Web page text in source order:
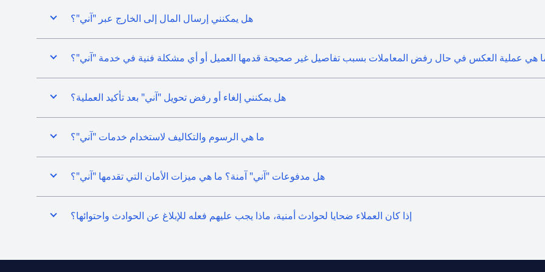
هل يمكنني إرسال المال إلى الخارج عبر "آني"؟
هي عملية العكس في حال رفض المعاملات بسبب تفاصيل غير صحيحة قدمها العميل أو أي مشكلة فنية في خدمة "آني"؟
هل يمكنني إلغاء أو رفض تحويل "آني" بعد تأكيد العملية؟
ما هي الرسوم والتكاليف لاستخدام خدمات "آني"؟
هل مدفوعات "آني" آمنة؟ ما هي ميزات الأمان التي تقدمها "آني"؟
إذا كان العملاء ضحايا لحوادث أمنية، ماذا يجب عليهم فعله للإبلاغ عن الحوادث واحتوائها؟